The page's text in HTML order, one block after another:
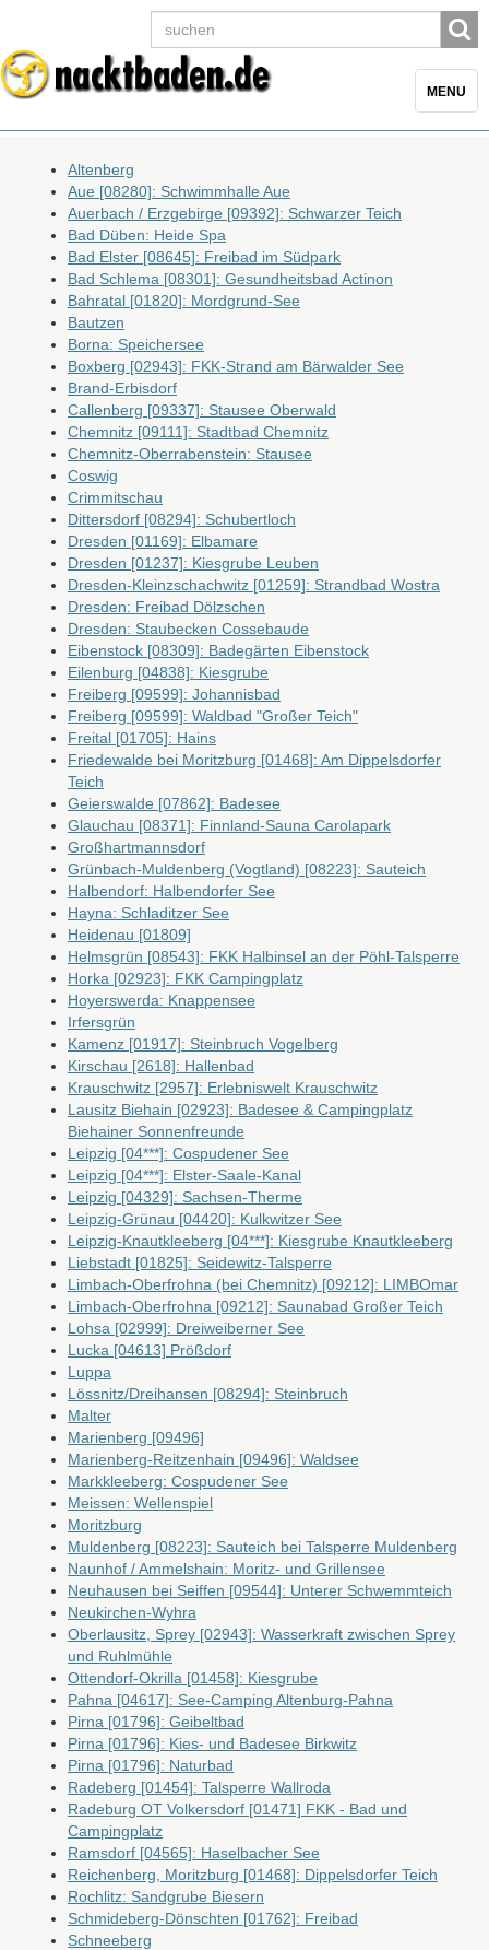
Toggle
MENU
Altenberg
Aue [08280]: Schwimmhalle Aue
Auerbach / Erzgebirge [09392]: Schwarzer Teich
Bad Düben: Heide Spa
Bad Elster [08645]: Freibad im Südpark
Bad Schlema [08301]: Gesundheitsbad Actinon
Bahratal [01820]: Mordgrund-See
Bautzen
Borna: Speichersee
Boxberg [02943]: FKK-Strand am Bärwalder See
Brand-Erbisdorf
Callenberg [09337]: Stausee Oberwald
Chemnitz [09111]: Stadtbad Chemnitz
Chemnitz-Oberrabenstein: Stausee
Coswig
Crimmitschau
Dittersdorf [08294]: Schubertloch
Dresden [01169]: Elbamare
Dresden [01237]: Kiesgrube Leuben
Dresden-Kleinzschachwitz [01259]: Strandbad Wostra
Dresden: Freibad Dölzschen
Dresden: Staubecken Cossebaude
Eibenstock [08309]: Badegärten Eibenstock
Eilenburg [04838]: Kiesgrube
Freiberg [09599]: Johannisbad
Freiberg [09599]: Waldbad "Großer Teich"
Freital [01705]: Hains
Friedewalde bei Moritzburg [01468]: Am Dippelsdorfer
Teich
Geierswalde [07862]: Badesee
Glauchau [08371]: Finnland-Sauna Carolapark
Großhartmannsdorf
Grünbach-Muldenberg (Vogtland) [08223]: Sauteich
Halbendorf: Halbendorfer See
Hayna: Schladitzer See
Heidenau [01809]
Helmsgrün [08543]: FKK Halbinsel an der Pöhl-Talsperre
Horka [02923]: FKK Campingplatz
Hoyerswerda: Knappensee
Irfersgrün
Kamenz [01917]: Steinbruch Vogelberg
Kirschau [2618]: Hallenbad
Krauschwitz [2957]: Erlebniswelt Krauschwitz
Lausitz Biehain [02923]: Badesee & Campingplatz
Biehainer Sonnenfreunde
Leipzig [04***]: Cospudener See
Leipzig [04***]: Elster-Saale-Kanal
Leipzig [04329]: Sachsen-Therme
Leipzig-Grünau [04420]: Kulkwitzer See
Leipzig-Knautkleeberg [04***]: Kiesgrube Knautkleeberg
Liebstadt [01825]: Seidewitz-Talsperre
Limbach-Oberfrohna (bei Chemnitz) [09212]: LIMBOmar
Limbach-Oberfrohna [09212]: Saunabad Großer Teich
Lohsa [02999]: Dreiweiberner See
Lucka [04613] Prößdorf
Luppa
Lössnitz/Dreihansen [08294]: Steinbruch
Malter
Marienberg [09496]
Marienberg-Reitzenhain [09496]: Waldsee
Markkleeberg: Cospudener See
Meissen: Wellenspiel
Moritzburg
Muldenberg [08223]: Sauteich bei Talsperre Muldenberg
Naunhof / Ammelshain: Moritz- und Grillensee
Neuhausen bei Seiffen [09544]: Unterer Schwemmteich
Neukirchen-Wyhra
Oberlausitz, Sprey [02943]: Wasserkraft zwischen Sprey
und Ruhlmühle
Ottendorf-Okrilla [01458]: Kiesgrube
Pahna [04617]: See-Camping Altenburg-Pahna
Pirna [01796]: Geibeltbad
Pirna [01796]: Kies- und Badesee Birkwitz
Pirna [01796]: Naturbad
Radeberg [01454]: Talsperre Wallroda
Radeburg OT Volkersdorf [01471] FKK - Bad und
Campingplatz
Ramsdorf [04565]: Haselbacher See
Reichenberg, Moritzburg [01468]: Dippelsdorfer Teich
Rochlitz: Sandgrube Biesern
Schmideberg-Dönschten [01762]: Freibad
Schneeberg